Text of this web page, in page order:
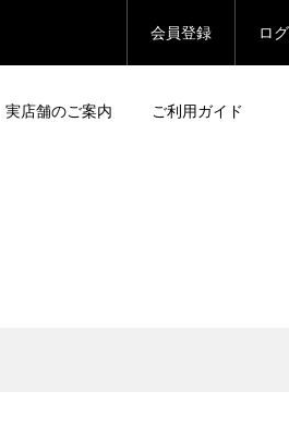
会員登録 ロ
実店舗のご案内 ご利用ガイド